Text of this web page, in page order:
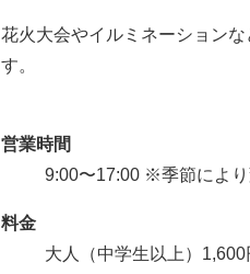
花火大会やイルミネーション
す。
営業時間
9:00〜17:00 ※季節によ
料金
大人（中学生以上）